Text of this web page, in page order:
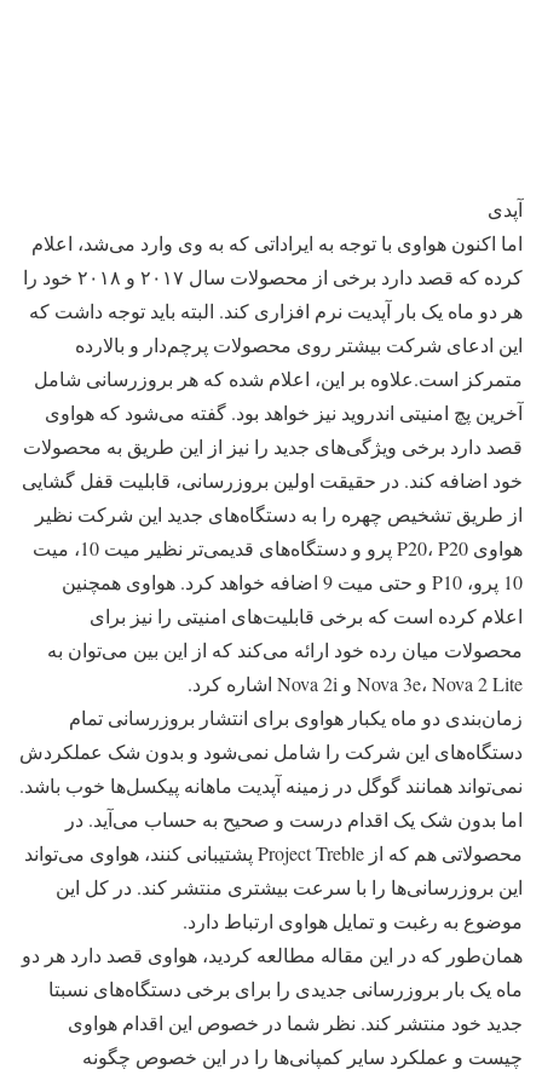
آپدی
اما اکنون هواوی با توجه به ایراداتی که به وی وارد می‌شد، اعلام
کرده که قصد دارد برخی از محصولات سال ۲۰۱۷ و ۲۰۱۸ خود را
هر دو ماه یک بار آپدیت نرم افزاری کند. البته باید توجه داشت که
این ادعای شرکت بیشتر روی محصولات پرچم‌دار و بالارده
متمرکز است.علاوه بر این، اعلام شده که هر بروزرسانی شامل
آخرین پچ امنیتی اندروید نیز خواهد بود. گفته می‌شود که هواوی
قصد دارد برخی ویژگی‌های جدید را نیز از این طریق به محصولات
خود اضافه کند. در حقیقت اولین بروزرسانی، قابلیت قفل گشایی
از طریق تشخیص چهره را به دستگاه‌های جدید این شرکت نظیر
هواوی P20، P20 پرو و دستگاه‌های قدیمی‌تر نظیر میت 10، میت
10 پرو، P10 و حتی میت 9 اضافه خواهد کرد. هواوی همچنین
اعلام کرده است که برخی قابلیت‌های امنیتی را نیز برای
محصولات میان رده خود ارائه می‌کند که از این بین می‌توان به
Nova 3e، Nova 2 Lite و Nova 2i اشاره کرد.
زمان‌بندی دو ماه یکبار هواوی برای انتشار بروزرسانی تمام
دستگاه‌های این شرکت را شامل نمی‌شود و بدون شک عملکردش
نمی‌تواند همانند گوگل در زمینه آپدیت ماهانه پیکسل‌ها خوب باشد.
اما بدون شک یک اقدام درست و صحیح به حساب می‌آید. در
محصولاتی هم که از Project Treble پشتیبانی کنند، هواوی می‌تواند
این بروزرسانی‌ها را با سرعت بیشتری منتشر کند. در کل این
موضوع به رغبت و تمایل هواوی ارتباط دارد.
همان‌طور که در این مقاله مطالعه کردید، هواوی قصد دارد هر دو
ماه یک بار بروزرسانی جدیدی را برای برخی دستگاه‌های نسبتا
جدید خود منتشر کند. نظر شما در خصوص این اقدام هواوی
چیست و عملکرد سایر کمپانی‌ها را در این خصوص چگونه